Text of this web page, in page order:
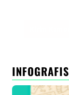
INFOGRAFIS